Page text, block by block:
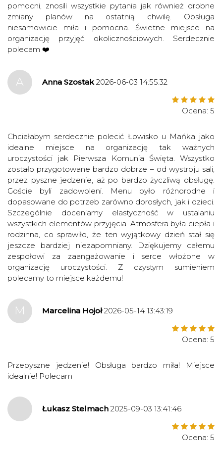
pomocni, znosili wszystkie pytania jak również drobne
zmiany planów na ostatnią chwilę. Obsługa
niesamowicie miła i pomocna. Świetne miejsce na
organizację przyjęć okolicznościowych. Serdecznie
polecam ❤️
A Anna Szostak 2026-06-03 14:55:32
Ocena: 5
Chciałabym serdecznie polecić Łowisko u Mańka jako
idealne miejsce na organizację tak ważnych
uroczystości jak Pierwsza Komunia Święta. Wszystko
zostało przygotowane bardzo dobrze – od wystroju sali,
przez pyszne jedzenie, aż po bardzo życzliwą obsługę.
Goście byli zadowoleni. Menu było różnorodne i
dopasowane do potrzeb zarówno dorosłych, jak i dzieci.
Szczególnie doceniamy elastyczność w ustalaniu
wszystkich elementów przyjęcia. Atmosfera była ciepła i
rodzinna, co sprawiło, że ten wyjątkowy dzień stał się
jeszcze bardziej niezapomniany. Dziękujemy całemu
zespołowi za zaangażowanie i serce włożone w
organizację uroczystości. Z czystym sumieniem
polecamy to miejsce każdemu!
M Marcelina Hojoł2026-05-14 13:43:19
Ocena: 5
Przepyszne jedzenie! Obsługa bardzo miła! Miejsce
idealnie! Polecam
Łukasz Stelmach 2025-09-03 13:41:46
Ocena: 5